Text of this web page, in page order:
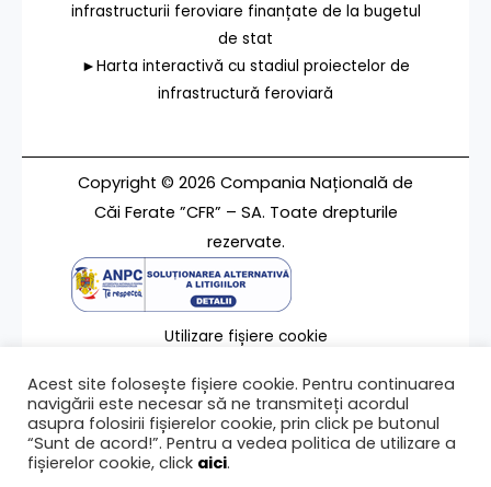
infrastructurii feroviare finanțate de la bugetul
de stat
►Harta interactivă cu stadiul proiectelor de
infrastructură feroviară
Copyright © 2026 Compania Națională de
Căi Ferate ”CFR” – SA. Toate drepturile
rezervate.
Utilizare fișiere cookie
Contact
Ultima modificare a paginii 03/03/2025
Acest site folosește fișiere cookie. Pentru continuarea
navigării este necesar să ne transmiteți acordul
asupra folosirii fișierelor cookie, prin click pe butonul
“Sunt de acord!”. Pentru a vedea politica de utilizare a
fișierelor cookie, click aici.